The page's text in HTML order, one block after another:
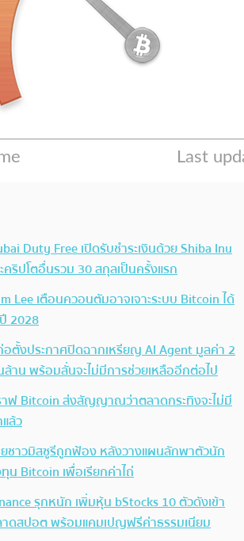
Duty Free เปิดรับชำระเงินด้วย Shiba Inu
คริปโตอื่นรวม 30 สกุลเป็นครั้งแรก
Lee เตือนควอนตัมอาจเจาะระบบ Bitcoin ได้
2028
ตั้งประกาศปิดฉากเหรียญ AI Agent มูลค่า 2
าน พร้อมลั่นจะไม่มีการช่วยเหลืออีกต่อไป
ฟ Bitcoin ส่งสัญญาณว่าตลาดกระทิงจะไม่มี
ล้ว
ชาวมิสซูรีถูกฟ้อง หลังวางแผนลักพาตัวนัก
น Bitcoin เพื่อเรียกค่าไถ่
รุกหนัก เพิ่มหุ้น bStocks 10 ตัวดังเข้า
ดสปอต พร้อมแคมเปญฟรีค่าธรรมเนียม